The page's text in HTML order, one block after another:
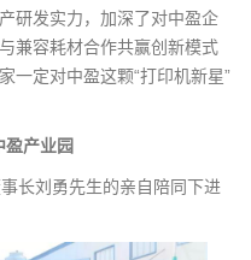
研发实力，加深了对中盈企
兼容耗材合作共赢创新模式
一定对中盈这颗“打印机新星”
盈产业园
长刘勇先生的亲自陪同下进